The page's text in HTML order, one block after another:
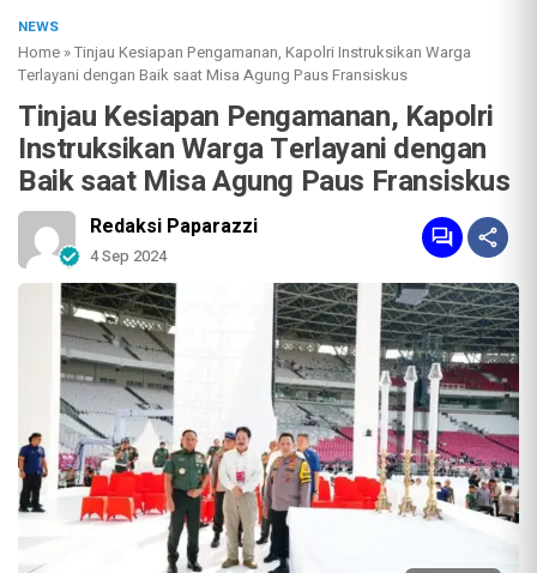
NEWS
Home »Tinjau Kesiapan Pengamanan, Kapolri Instruksikan Warga
Terlayani dengan Baik saat Misa Agung Paus Fransiskus
Tinjau Kesiapan Pengamanan, Kapolri
Instruksikan Warga Terlayani dengan
Baik saat Misa Agung Paus Fransiskus
Redaksi Paparazzi
4 Sep 2024